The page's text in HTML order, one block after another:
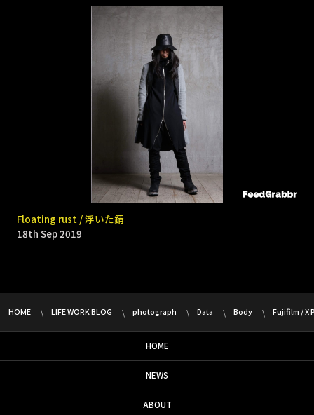
9331 _ Bomb rain
18th Sep 2019
Floating rust / 浮いた錆
18th Sep 2019
HOME LIFE WORK BLOG photograph Data Body Fujifilm / X
HOME
NEWS
ABOUT